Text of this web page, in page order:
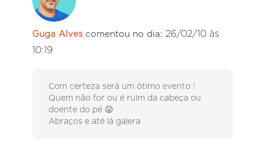
Guga Alves comentou no dia: 26/02/10 às
10:19
Com certeza será um ótimo evento !
Quem não for ou é ruim da cabeça ou
doente do pé 😛
Abraços e até lá galera